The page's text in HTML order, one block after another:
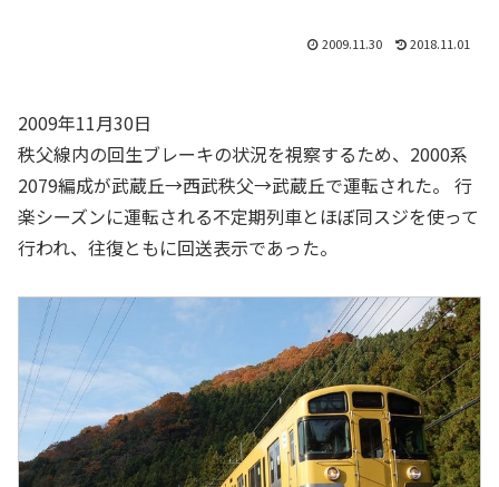
2009.11.30 2018.11.01
2009年11月30日
秩父線内の回生ブレーキの状況を視察するため、2000系
2079編成が武蔵丘→西武秩父→武蔵丘で運転された。 行
楽シーズンに運転される不定期列車とほぼ同スジを使って
行われ、往復ともに回送表示であった。